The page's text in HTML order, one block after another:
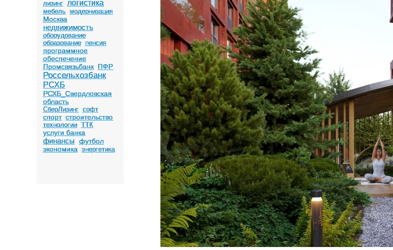
лизинг логистика
мебель модернизация
Москва
недвижимость
оборудование
образование пенсия
программное
обеспечение
Промсвязьбанк ПФР
Россельхозбанк
РСХБ
РСХБ_Свердловская
область
СберЛизинг софт
спорт строительство
технологии ТТК
услуги банка
финансы
футбол
экономика
энергетика